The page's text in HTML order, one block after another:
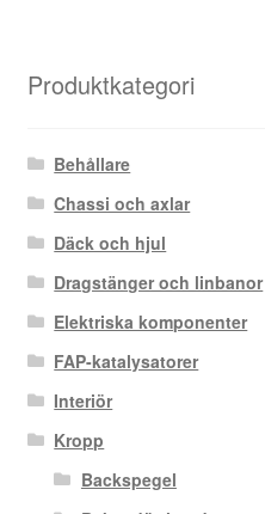
Produktkategori
Behållare
Chassi och axlar
Däck och hjul
Dragstänger och linbanor
Elektriska komponenter
FAP-katalysatorer
Interiör
Kropp
Backspegel